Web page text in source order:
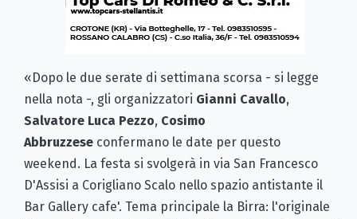
«Dopo le due serate di settimana scorsa - si legge
nella nota -, gli organizzatori Gianni Cavallo,
Salvatore Luca Pezzo, Cosimo
Abbruzzese confermano le date per questo
weekend. La festa si svolgerà in via San Francesco
D'Assisi a Corigliano Scalo nello spazio antistante il
Bar Gallery cafe'. Tema principale la Birra: l'originale